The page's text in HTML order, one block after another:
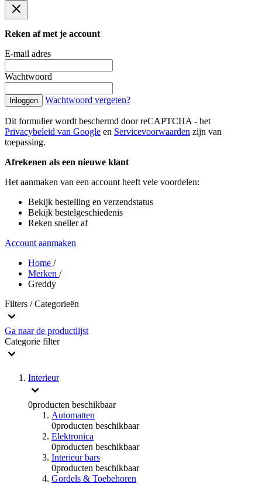
Reken af met je account
E-mail adres
Wachtwoord
Inloggen Wachtwoord vergeten?
Dit formulier wordt beschermd door reCAPTCHA - het
Privacybeleid van Google en Servicevoorwaarden zijn van
toepassing.
Afrekenen als een nieuwe klant
Het aanmaken van een account heeft vele voordelen:
Bekijk bestelling en verzendstatus
Bekijk bestelgeschiedenis
Reken sneller af
Account aanmaken
Home /
Merken /
Greddy
Filters / Categorieën
Ga naar de productlijst
Categorie filter
Interieur
0producten beschikbaar
Automatten
0producten beschikbaar
Elektronica
0producten beschikbaar
Interieur bars
0producten beschikbaar
Gordels & Toebehoren